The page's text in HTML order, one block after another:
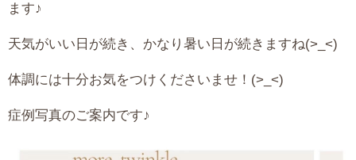
ます♪
天気がいい日が続き、かなり暑い日が続きますね(>_<)
体調には十分お気をつけくださいませ！(>_<)
症例写真のご案内です♪